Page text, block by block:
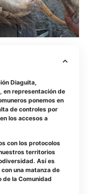
Diaguita,
en representación de
ponemos en
de controles por
los accesos a
con los protocolos
territorios
Así es
una matanza de
la Comunidad